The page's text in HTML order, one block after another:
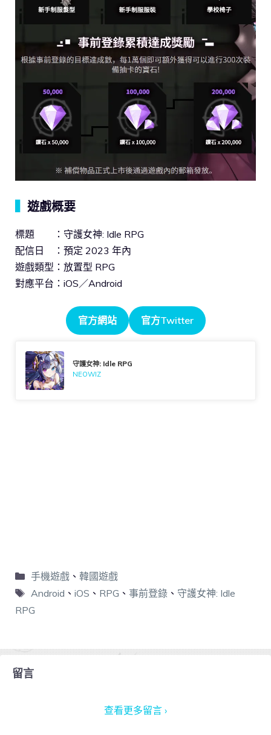
遊戲概要
標題 ：守護女神: Idle RPG
配信日 ：預定 2023 年內
遊戲類型：放置型 RPG
對應平台：iOS／Android
官方網站 官方Twitter
守護女神: Idle RPG
NEOWIZ
手機遊戲、 韓國遊戲
Android 、 iOS 、 RPG 、 事前登錄、 守護女神: Idle
RPG
留言
查看更多留言 ›